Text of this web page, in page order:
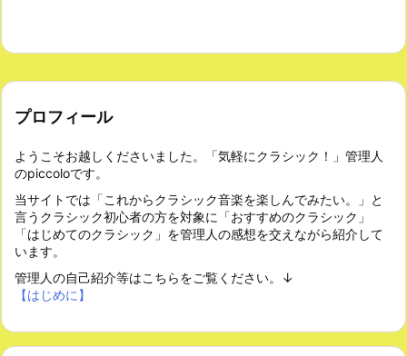
プロフィール
ようこそお越しくださいました。「気軽にクラシック！」管理人
のpiccoloです。
当サイトでは「これからクラシック音楽を楽しんでみたい。」と
言うクラシック初心者の方を対象に「おすすめのクラシック」
「はじめてのクラシック」を管理人の感想を交えながら紹介して
います。
管理人の自己紹介等はこちらをご覧ください。↓
【はじめに】